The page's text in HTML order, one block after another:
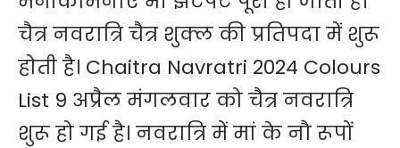
चैत्र नवरात्रि चैत्र शुक्ल की प्रतिपदा में शुरू
होती है। Chaitra Navratri 2024 Colours
List 9 अप्रैल मंगलवार को चैत्र नवरात्रि
शुरू हो गई है। नवरात्रि में मां के नौ रूपों